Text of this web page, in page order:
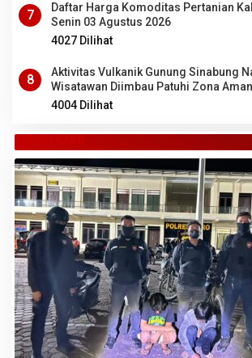
7
Daftar Harga Komoditas Pertanian
Senin 03 Agustus 2026
4027 Dilihat
8
Aktivitas Vulkanik Gunung Sinabung
Wisatawan Diimbau Patuhi Zona Aman
4004 Dilihat
TANAH KARO